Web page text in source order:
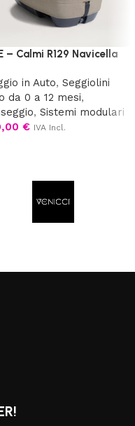
– Calmi R129 Navicella
in Auto, Seggiolini
da 0 a 12 mesi,
, Sistemi modulari
€ IVA Incl.